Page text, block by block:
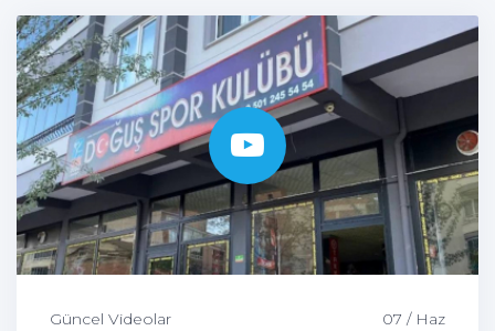
Güncel Videolar 07 / Haz